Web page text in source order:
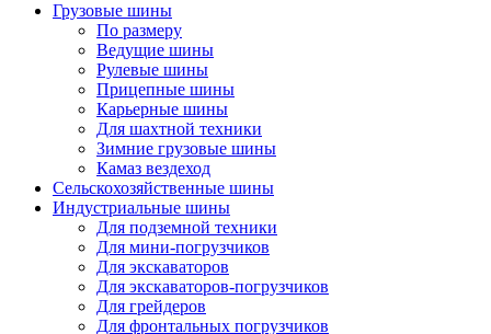
Грузовые шины
По размеру
Ведущие шины
Рулевые шины
Прицепные шины
Карьерные шины
Для шахтной техники
Зимние грузовые шины
Камаз вездеход
Сельскохозяйственные шины
Индустриальные шины
Для подземной техники
Для мини-погрузчиков
Для экскаваторов
Для экскаваторов-погрузчиков
Для грейдеров
Для фронтальных погрузчиков